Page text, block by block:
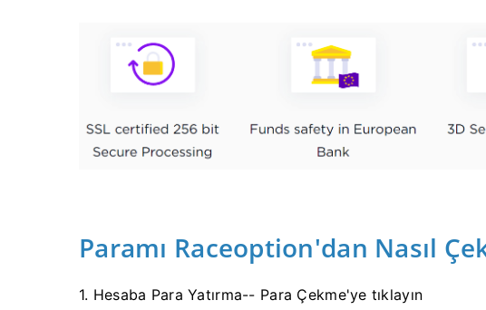
Paramı Raceoption'dan Nasıl
1. Hesaba Para Yatırma-- Para Çekme'ye tıklayın